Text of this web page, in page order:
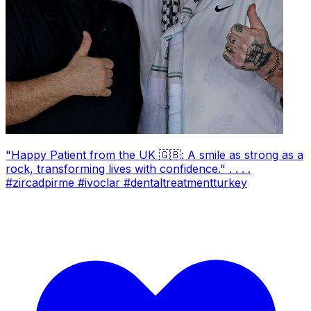
"Happy Patient from the UK 🇬🇧: A smile as strong as a
rock, transforming lives with confidence." . . . .
#zircadpirme #ivoclar #dentaltreatmentturkey